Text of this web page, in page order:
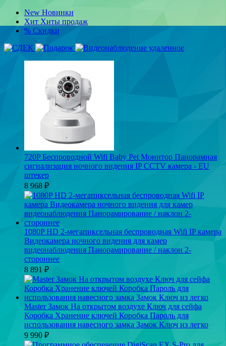
New Новинки
Хит Хиты продаж
% Скидки
720P Беспроводной Wifi Baby Pet Монитор Панорамная
сигнализация ночного видения IP CCTV камера - EU
штекер
8 968 ₽
1080P HD 2-мегапиксельная беспроводная Wifi IP камера
Видеокамера ночного видения для камер
видеонаблюдения Панорамирование / наклон 2-
стороннее
8 891 ₽
Master Замок На открытом воздухе Ключ для сейфа
Коробка Хранение ключей Коробка Пароль для
использования навесного замка Замок Ключ из легко
9 990 ₽